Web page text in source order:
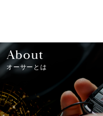
About
オーサーとは